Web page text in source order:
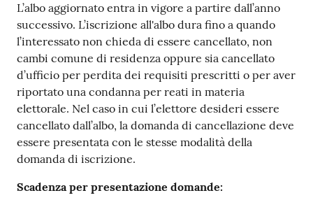
L’albo aggiornato entra in vigore a partire dall’anno
successivo. L’iscrizione all'albo dura fino a quando
l’interessato non chieda di essere cancellato, non
cambi comune di residenza oppure sia cancellato
d’ufficio per perdita dei requisiti prescritti o per aver
riportato una condanna per reati in materia
elettorale. Nel caso in cui l’elettore desideri essere
cancellato dall’albo, la domanda di cancellazione deve
essere presentata con le stesse modalità della
domanda di iscrizione.
Scadenza per presentazione domande: